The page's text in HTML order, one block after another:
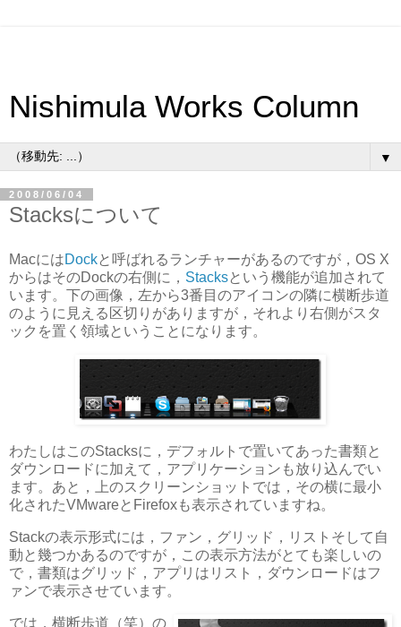
Nishimula Works Column
▼
2008/06/04
Stacksについて
MacにはDockと呼ばれるランチャーがあるのですが，OS X
からはそのDockの右側に， Stacksという機能が追加されて
います。下の画像，左から3番目のアイコンの隣に横断歩道
のように見える区切りがありますが，それより右側がスタ
ックを置く領域ということになります。
わたしはこのStacksに，デフォルトで置いてあった書類と
ダウンロードに加えて，アプリケーションも放り込んでい
ます。あと，上のスクリーンショットでは，その横に最小
化されたVMwareとFirefoxも表示されていますね。
Stackの表示形式には，ファン，グリッド，リストそして自
動と幾つかあるのですが，この表示方法がとても楽しいの
で，書類はグリッド，アプリはリスト，ダウンロードはフ
ァンで表示させています。
では，横断歩道（笑）の